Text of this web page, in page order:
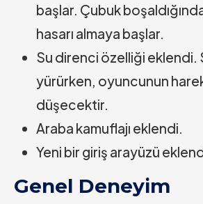
başlar. Çubuk
hasarı almaya başlar.
Su direnci özelliği eklendi.
yürürken, oyuncunun
düşecektir.
Araba kamuflajı eklendi.
Yeni bir giriş arayüzü
Genel Deneyim